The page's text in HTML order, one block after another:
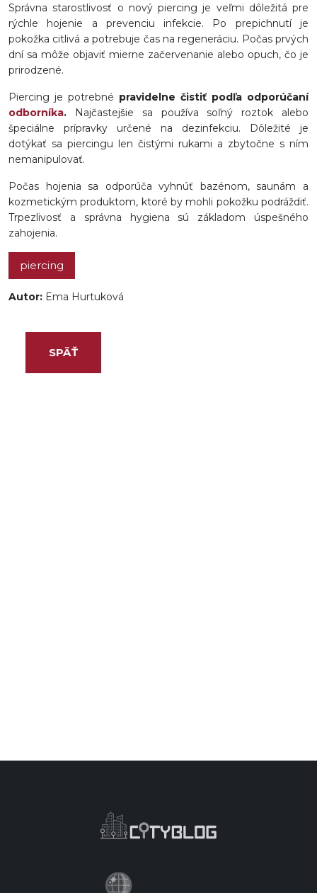
Správna starostlivosť o nový piercing je veľmi dôležitá pre
rýchle hojenie a prevenciu infekcie. Po prepichnutí je
pokožka citlivá a potrebuje čas na regeneráciu. Počas prvých
dní sa môže objaviť mierne začervenanie alebo opuch, čo je
prirodzené.
Piercing je potrebné pravidelne čistiť podľa odporúčaní
odborníka. Najčastejšie sa používa soľný roztok alebo
špeciálne prípravky určené na dezinfekciu. Dôležité je
dotýkať sa piercingu len čistými rukami a zbytočne s ním
nemanipulovať.
Počas hojenia sa odporúča vyhnúť bazénom, saunám a
kozmetickým produktom, ktoré by mohli pokožku podráždiť.
Trpezlivosť a správna hygiena sú základom úspešného
zahojenia.
piercing
Autor: Ema Hurtuková
SPÄŤ